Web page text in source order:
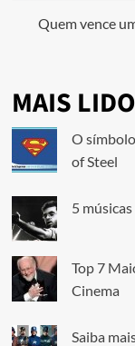
Quem vence
MAIS
O
of Steel
5
Top 7
Cinema
Saiba